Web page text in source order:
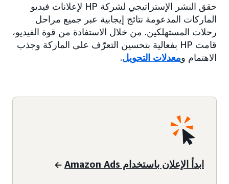
حقق النشر الإستراتيجي لشركة HP لإعلانات فيديو
الماركات المدعومة نتائج إيجابية عبر جميع مراحل
رحلات المستهلكين. من خلال الاستفادة من قوة الفيديو،
قامت HP بفعالية بتحسين التعرّف على الماركة وجذب
الاهتمام ومعدلات التحويل.
ابدأ الإعلان باستخدام Amazon Ads